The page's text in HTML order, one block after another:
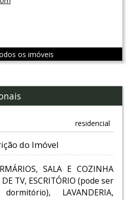
os imóveis
residencial
do Imóvel
SALA E COZINHA
TV, ESCRITÓRIO (pode ser
LAVANDERIA,